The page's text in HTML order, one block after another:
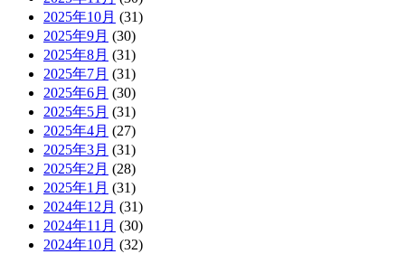
2025年10月 (31)
2025年9月 (30)
2025年8月 (31)
2025年7月 (31)
2025年6月 (30)
2025年5月 (31)
2025年4月 (27)
2025年3月 (31)
2025年2月 (28)
2025年1月 (31)
2024年12月 (31)
2024年11月 (30)
2024年10月 (32)